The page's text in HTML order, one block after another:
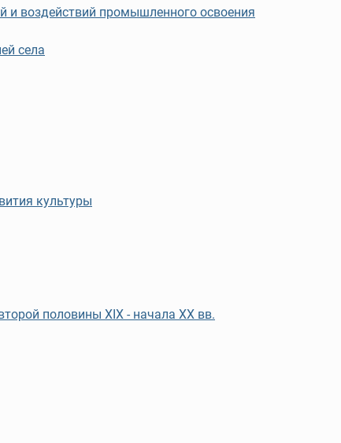
и воздействий промышленного освоения
села
культуры
половины XIX - начала XX вв.